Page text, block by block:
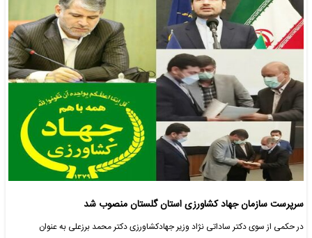
سرپرست سازمان جهاد کشاورزی استان گلستان منصوب شد
در حکمی از سوی دکتر ساداتی نژاد وزیر جهادکشاورزی دکتر محمد برزعلی به عنوان